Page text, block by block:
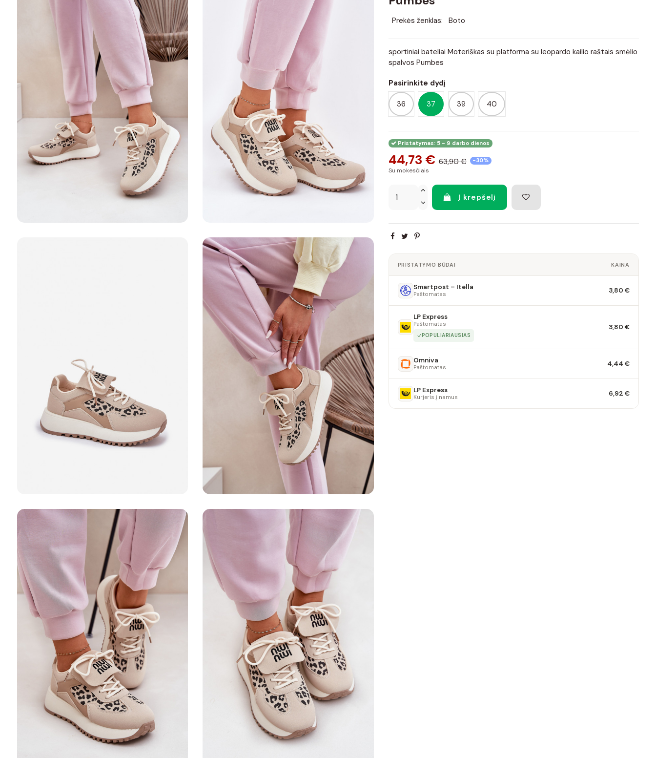
Prekės ženklas: Boto
sportiniai bateliai Moteriškas su platforma su leopardo kailio raštais smėlio
spalvos Pumbes
Pasirinkite dydį
36 37 39 40
Pristatymas: 5 - 9 darbo dienos
44,73 € 63,90 € -30%
Su mokesčiais
Į krepšelį
PRISTATYMO BŪDAI KAINA
Smartpost – Itella
Paštomatas 3,80 €
LP Express
Paštomatas
POPULIARIAUSIAS
3,80 €
Omniva
Paštomatas 4,44 €
LP Express
Kurjeris į namus 6,92 €